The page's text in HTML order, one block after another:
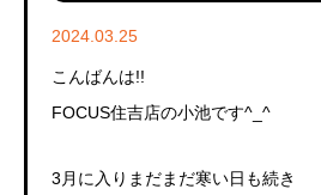
2024.03.25
こんばんは!!
FOCUS住吉店の小池です^_^
3月に入りまだまだ寒い日も続き